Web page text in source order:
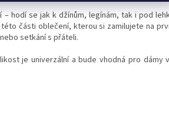
hodí se jak k džínům, legínám, tak i pod
části oblečení, kterou si zamilujete na
setkání s přáteli.
je univerzální a bude vhodná pro dámy